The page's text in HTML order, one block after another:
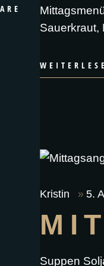
Sauerkraut,
Kristin 5.
Suppen